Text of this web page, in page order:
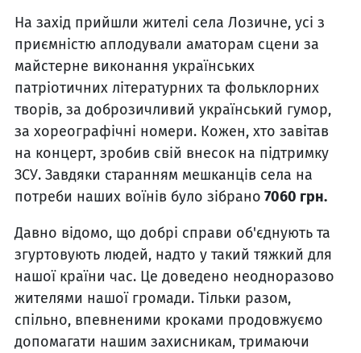
На захід прийшли жителі села Лозичне, усі з
приємністю аплодували аматорам сцени за
майстерне виконання українських
патріотичних літературних та фольклорних
творів, за доброзичливий український гумор,
за хореографічні номери. Кожен, хто завітав
на концерт, зробив свій внесок на підтримку
ЗСУ. Завдяки старанням мешканців села на
потреби наших воїнів було зібрано 7060 грн.
Давно відомо, що добрі справи об'єднують та
згуртовують людей, надто у такий тяжкий для
нашої країни час. Це доведено неодноразово
жителями нашої громади. Тільки разом,
спільно, впевненими кроками продовжуємо
допомагати нашим захисникам, тримаючи